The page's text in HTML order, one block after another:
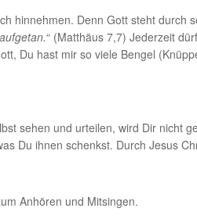
hinnehmen. Denn Gott steht durch
“ (Matthäus 7,7) Jederzeit
Du hast mir so viele Bengel
sehen und urteilen, wird Dir nicht
Du ihnen schenkst. Durch Jesus
Anhören und Mitsingen.